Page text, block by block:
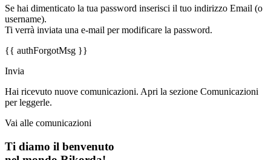
Se hai dimenticato la tua password inserisci il tuo indirizzo Email (o
username).
Ti verrà inviata una e-mail per modificare la password.
{{ authForgotMsg }}
Invia
Hai ricevuto nuove comunicazioni. Apri la sezione Comunicazioni
per leggerle.
Vai alle comunicazioni
Ti diamo il benvenuto